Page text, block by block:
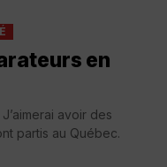
en
avoir des
partis au Québec.